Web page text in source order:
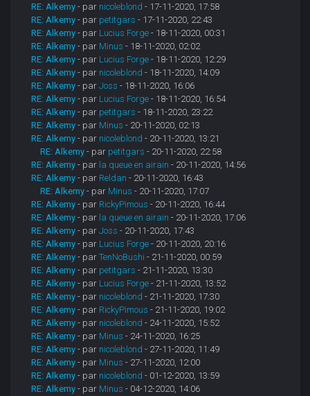
RE: Alkemy - par nicoleblond - 17-11-2020, 17:58
RE: Alkemy - par petitgars - 17-11-2020, 22:43
RE: Alkemy - par Lucius Forge - 18-11-2020, 00:31
RE: Alkemy - par Minus - 18-11-2020, 02:02
RE: Alkemy - par Lucius Forge - 18-11-2020, 12:29
RE: Alkemy - par nicoleblond - 18-11-2020, 14:09
RE: Alkemy - parJoss - 18-11-2020, 16:06
RE: Alkemy - par Lucius Forge - 18-11-2020, 16:54
RE: Alkemy - par petitgars - 18-11-2020, 23:22
RE: Alkemy - par Minus - 20-11-2020, 02:13
RE: Alkemy - par nicoleblond - 20-11-2020, 13:21
RE: Alkemy - par petitgars - 20-11-2020, 22:58
RE: Alkemy - par la queue en airain - 20-11-2020, 14:56
RE: Alkemy - par Reldan - 20-11-2020, 16:43
RE: Alkemy - par Minus - 20-11-2020, 17:07
RE: Alkemy - par RickyPimous - 20-11-2020, 16:44
RE: Alkemy - par la queue en airain - 20-11-2020, 17:06
RE: Alkemy - parJoss - 20-11-2020, 17:43
RE: Alkemy - par Lucius Forge - 20-11-2020, 20:16
RE: Alkemy - parTenNoBushi - 21-11-2020, 00:59
RE: Alkemy - par petitgars - 21-11-2020, 13:30
RE: Alkemy - par Lucius Forge - 21-11-2020, 13:52
RE: Alkemy - par nicoleblond - 21-11-2020, 17:30
RE: Alkemy - par RickyPimous - 21-11-2020, 19:02
RE: Alkemy - par nicoleblond - 24-11-2020, 15:52
RE: Alkemy - par Minus - 24-11-2020, 16:25
RE: Alkemy - par nicoleblond - 27-11-2020, 11:49
RE: Alkemy - par Minus - 27-11-2020, 12:00
RE: Alkemy - par nicoleblond - 01-12-2020, 13:59
RE: Alkemy - par Minus - 04-12-2020, 14:06